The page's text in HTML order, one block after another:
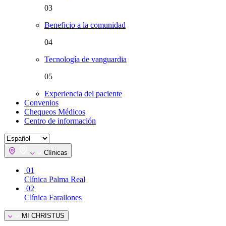
03
Beneficio a la comunidad
04
Tecnología de vanguardia
05
Experiencia del paciente
Convenios
Chequeos Médicos
Centro de información
Clínicas
01
Clínica Palma Real
02
Clínica Farallones
MI CHRISTUS